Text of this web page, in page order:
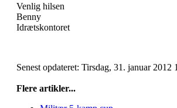
Venlig hilsen
Benny
Idrætskontoret
Senest opdateret: Tirsdag, 31. januar 2012
Flere artikler...